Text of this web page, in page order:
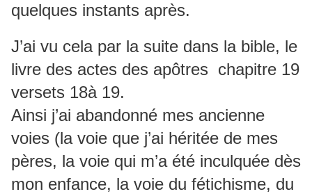
quelques instants après.
J’ai vu cela par la suite dans la bible, le
livre des actes des apôtres chapitre 19
versets 18à 19.
Ainsi j’ai abandonné mes ancienne
voies (la voie que j’ai héritée de mes
pères, la voie qui m’a été inculquée dès
mon enfance, la voie du fétichisme, du